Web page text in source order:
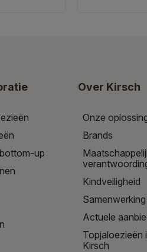
up
Over Kirsch
Onze
Brands
Kindveiligheid
Samenwerking
Actuele
Topjaloezieën
Kirsch